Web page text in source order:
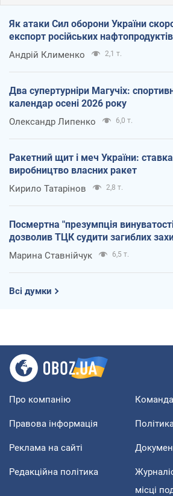
Як атаки Сил оборони України
експорт російських нафтопродуктів
Андрій Клименко 2,1 т.
Два супертурніри Магучіх:
календар осені 2026 року
Олександр Липенко 6,0 т.
Ракетний щит і меч України:
виробництво власних ракет
Кирило Татарінов 2,8 т.
Посмертна "презумпція
дозволив ТЦК судити загиблих
Марина Ставнійчук 6,5 т.
Всі думки
Про компанію Команда
Правова інформація
Реклама на сайті
Редакційна політика
місці